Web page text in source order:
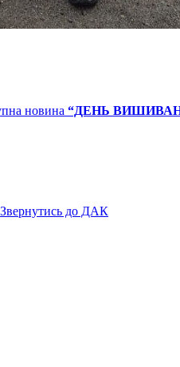
новина “ДЕНЬ
Звернутись до ДАК